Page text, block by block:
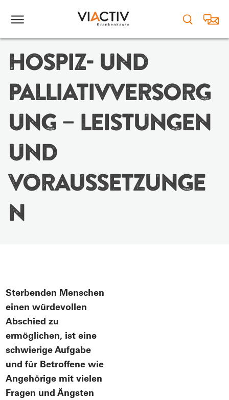
HOSPIZ- UND
PALLIATIVVERSORG
UNG – LEISTUNGEN
UND
VORAUSSETZUNGE
N
Sterbenden Menschen
einen würdevollen
Abschied zu
ermöglichen, ist eine
schwierige Aufgabe
und für Betroffene wie
Angehörige mit vielen
Fragen und Ängsten